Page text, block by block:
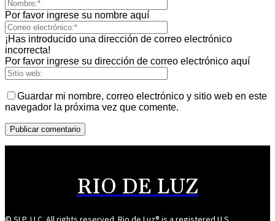
Por favor ingrese su nombre aquí
¡Has introducido una dirección de correo electrónico
incorrecta!
Por favor ingrese su dirección de correo electrónico aquí
Guardar mi nombre, correo electrónico y sitio web en este
navegador la próxima vez que comente.
RIO DE LUZ